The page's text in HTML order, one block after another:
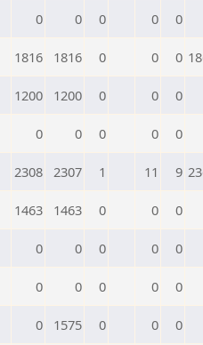
0 0 0 0 0
1816 1816 0 0 0
1200 1200 0 0 0
0 0 0 0 0
2308 2307 1 11 9
1463 1463 0 0 0
0 0 0 0 0
0 0 0 0 0
0 1575 0 0 0